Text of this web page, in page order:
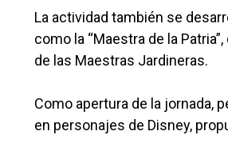
La actividad también se
como la “Maestra de la
de las Maestras Jardineras.
Como apertura de la jornada,
en personajes de Disney,